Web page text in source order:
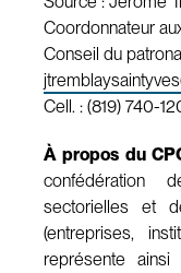
Coordonnateur
Conseil du
Cell. : (819) 740-
À propos du
confédération
sectorielles et
(entreprises,
représente